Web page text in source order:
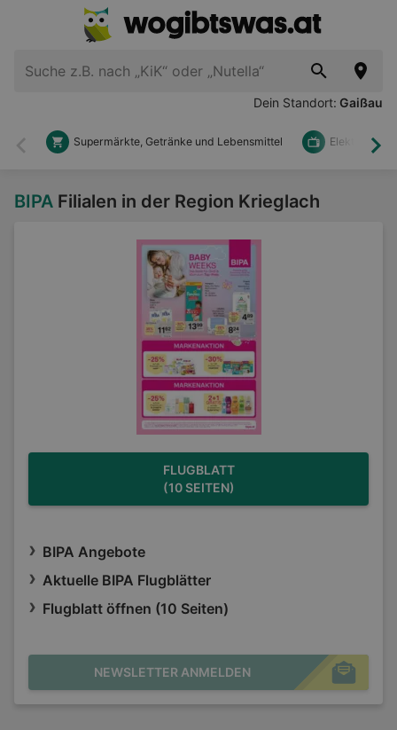
Dein Standort: Gaißau
Zurück
Supermärkte, Getränke und Lebensmittel Elektronik
BIPA Filialen in der Region Krieglach
FLUGBLATT
(10 SEITEN)
BIPA Angebote
Aktuelle BIPA Flugblätter
Flugblatt öffnen (10 Seiten)
NEWSLETTER ANMELDEN